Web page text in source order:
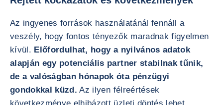
Az ingyenes források használatánál fennáll a
veszély, hogy fontos tényezők maradnak figyelmen
kívül. Előfordulhat, hogy a nyilvános adatok
alapján egy potenciális partner stabilnak tűnik,
de a valóságban hónapok óta pénzügyi
gondokkal küzd. Az ilyen félreértések